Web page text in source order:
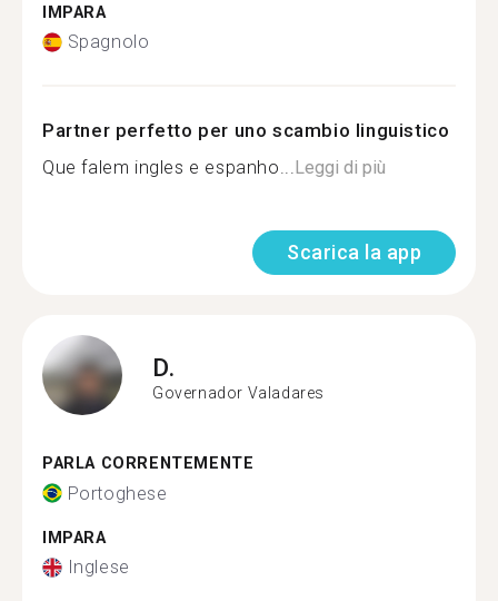
IMPARA
Spagnolo
Partner perfetto per uno scambio linguistico
Que falem ingles e espanho...Leggi di più
Scarica la app
D.
Governador Valadares
PARLA CORRENTEMENTE
Portoghese
IMPARA
Inglese